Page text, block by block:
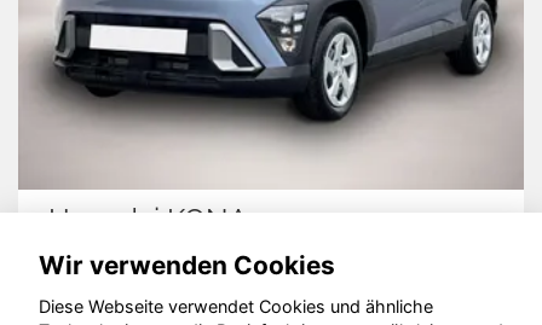
Hyundai KONA
Wir verwenden Cookies
Diese Webseite verwendet Cookies und ähnliche